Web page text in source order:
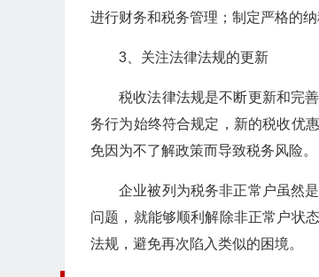
进行财务和税务管理；制定严格的
3、关注法律法规的更新
税收法律法规是不断更新和完
务行为始终符合规定，新的税收优
免因为不了解政策而导致税务风险。
企业被列为税务非正常户虽然
问题，就能够顺利解除非正常户状
法规，避免再次陷入类似的困境。